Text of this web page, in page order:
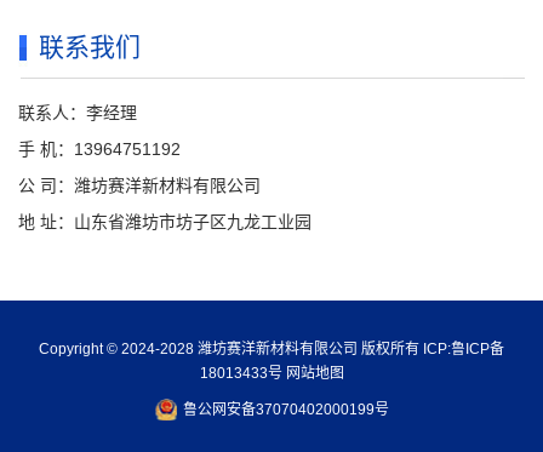
联系我们
联系人：李经理
手 机：13964751192
公 司：潍坊赛洋新材料有限公司
地 址：山东省潍坊市坊子区九龙工业园
Copyright © 2024-2028 潍坊赛洋新材料有限公司 版权所有 ICP:鲁ICP备
18013433号 网站地图
鲁公网安备37070402000199号